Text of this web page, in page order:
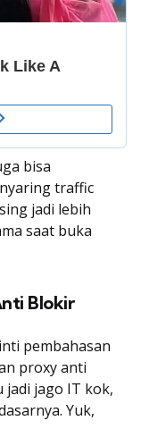
bisa
traffic
jadi lebih
saat buka
Blokir
pembahasan
proxy anti
jadi jago IT kok,
Yuk,